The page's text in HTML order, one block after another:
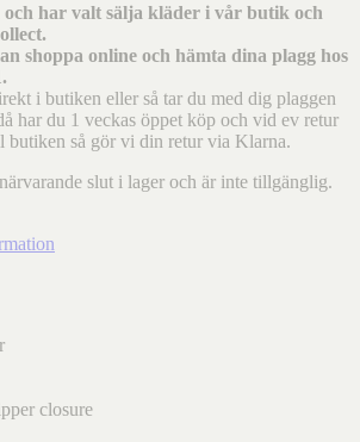
har valt sälja kläder i vår butik och
shoppa online och hämta dina plagg hos
i butiken eller så tar du med dig plaggen
har du 1 veckas öppet köp och vid ev retur
butiken så gör vi din retur via Klarna.
slut i lager och är inte tillgänglig.
closure